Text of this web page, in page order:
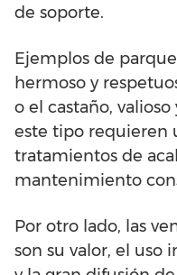
de soporte.
Ejemplos de
hermoso y
o el castaño,
este tipo requieren
tratamientos de
mantenimiento
Por otro lado, las
son su valor, el uso